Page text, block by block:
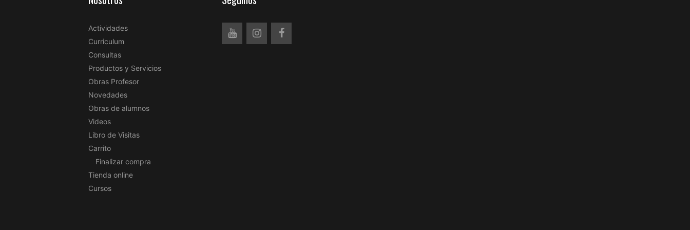
Actividades
Curriculum
Consultas
Productos y Servicios
Obras Profesor
Novedades
Obras de alumnos
Videos
Libro de Visitas
Carrito
Finalizar compra
Tienda online
Cursos